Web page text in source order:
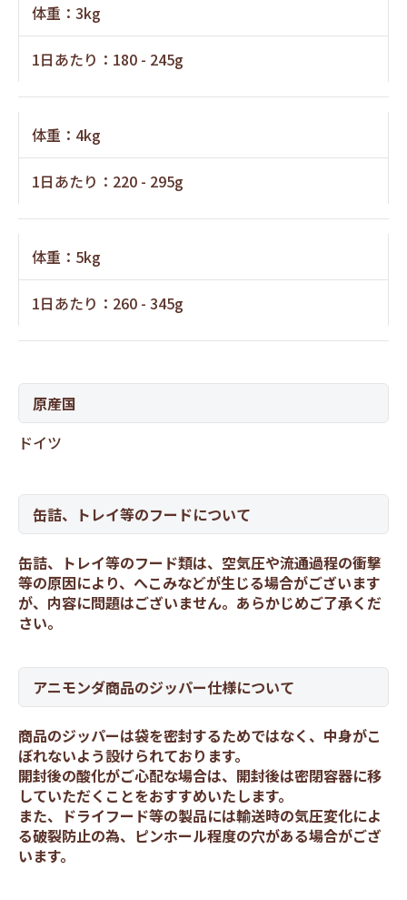
体重：3kg
1日あたり：180 - 245g
体重：4kg
1日あたり：220 - 295g
体重：5kg
1日あたり：260 - 345g
原産国
ドイツ
缶詰、トレイ等のフードについて
缶詰、トレイ等のフード類は、空気圧や流通過程の衝撃
等の原因により、へこみなどが生じる場合がございます
が、内容に問題はございません。あらかじめご了承くだ
さい。
アニモンダ商品のジッパー仕様について
商品のジッパーは袋を密封するためではなく、中身がこ
ぼれないよう設けられております。
開封後の酸化がご心配な場合は、開封後は密閉容器に移
していただくことをおすすめいたします。
また、ドライフード等の製品には輸送時の気圧変化によ
る破裂防止の為、ピンホール程度の穴がある場合がござ
います。